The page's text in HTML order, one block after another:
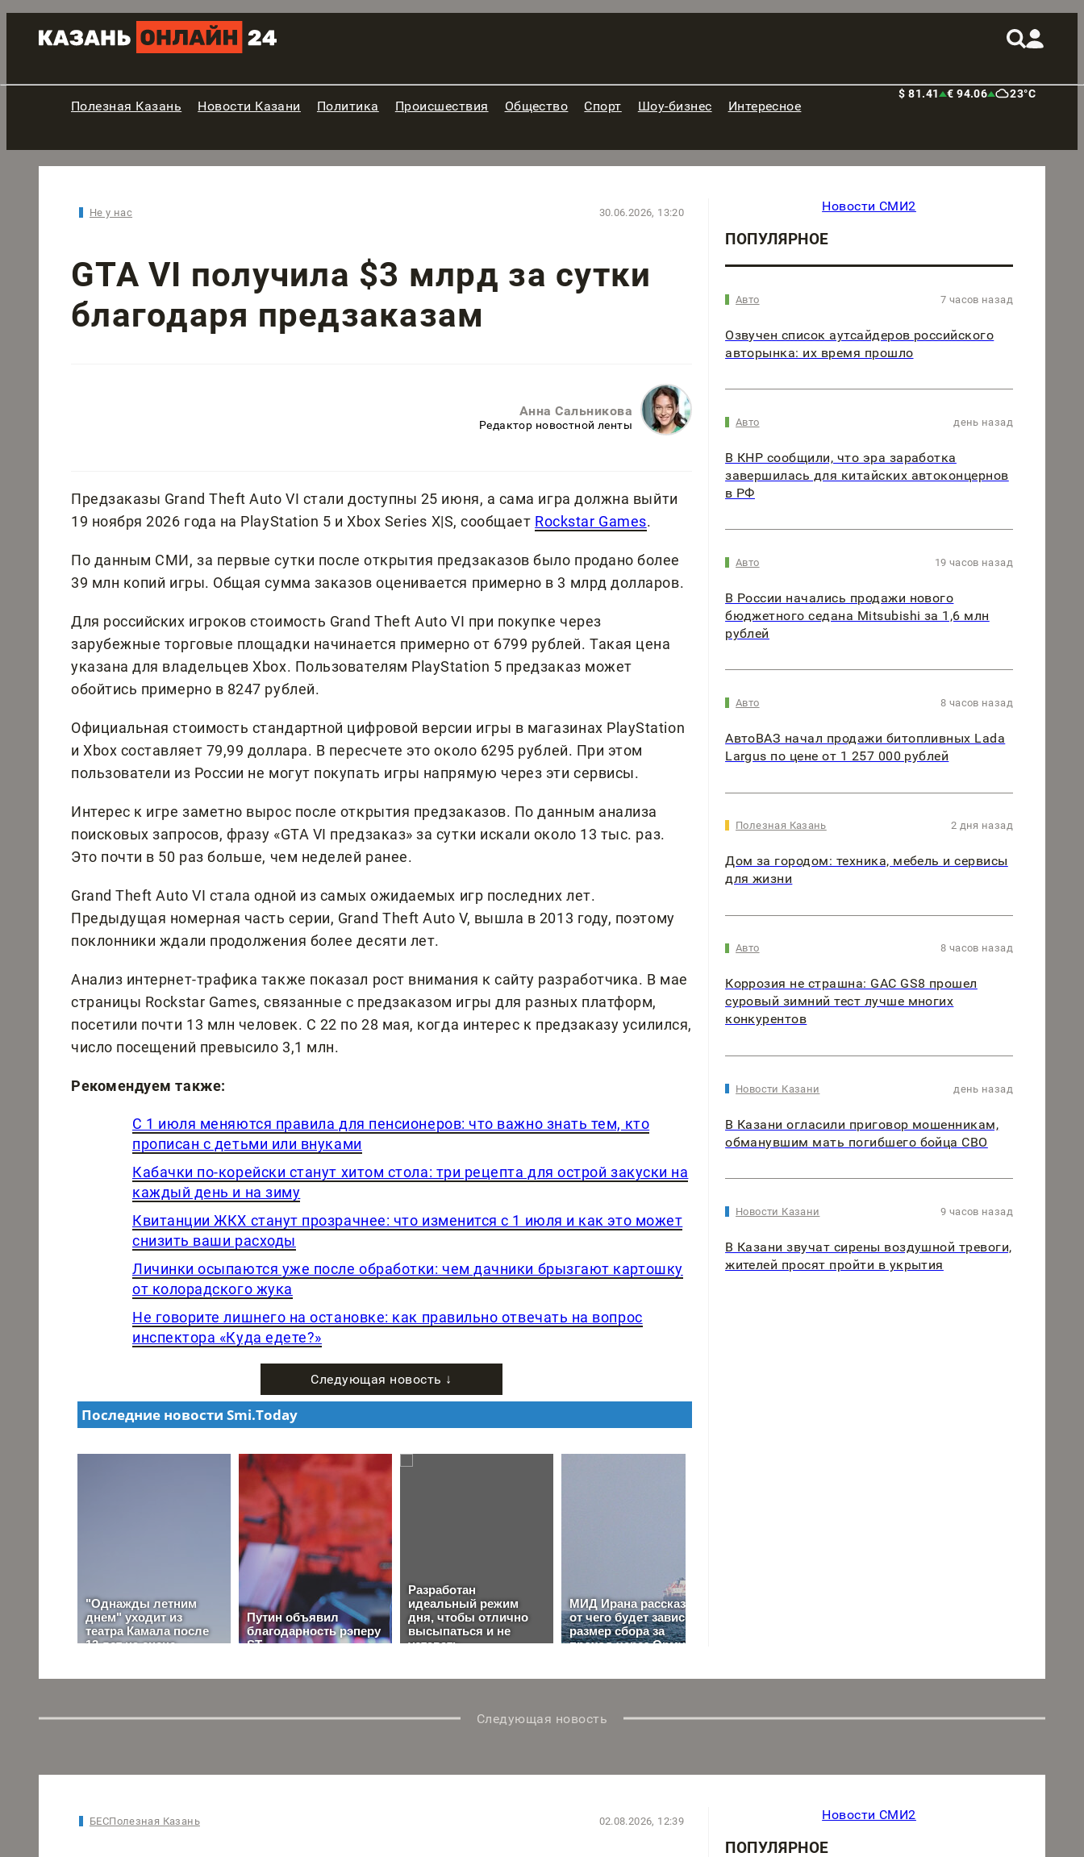
Полезная Казань Новости Казани Политика Происшествия Общество Спорт Шоу-бизнес Интересное
$ 81.41 € 94.06 23°C
Не у нас 30.06.2026, 13:20
GTA VI получила $3 млрд за сутки
благодаря предзаказам
Анна Сальникова
Редактор новостной ленты
Предзаказы Grand Theft Auto VI стали доступны 25 июня, а сама игра должна выйти
19 ноября 2026 года на PlayStation 5 и Xbox Series X|S, сообщает Rockstar Games.
По данным СМИ, за первые сутки после открытия предзаказов было продано более
39 млн копий игры. Общая сумма заказов оценивается примерно в 3 млрд долларов.
Для российских игроков стоимость Grand Theft Auto VI при покупке через
зарубежные торговые площадки начинается примерно от 6799 рублей. Такая цена
указана для владельцев Xbox. Пользователям PlayStation 5 предзаказ может
обойтись примерно в 8247 рублей.
Официальная стоимость стандартной цифровой версии игры в магазинах PlayStation
и Xbox составляет 79,99 доллара. В пересчете это около 6295 рублей. При этом
пользователи из России не могут покупать игры напрямую через эти сервисы.
Интерес к игре заметно вырос после открытия предзаказов. По данным анализа
поисковых запросов, фразу «GTA VI предзаказ» за сутки искали около 13 тыс. раз.
Это почти в 50 раз больше, чем неделей ранее.
Grand Theft Auto VI стала одной из самых ожидаемых игр последних лет.
Предыдущая номерная часть серии, Grand Theft Auto V, вышла в 2013 году, поэтому
поклонники ждали продолжения более десяти лет.
Анализ интернет-трафика также показал рост внимания к сайту разработчика. В мае
страницы Rockstar Games, связанные с предзаказом игры для разных платформ,
посетили почти 13 млн человек. С 22 по 28 мая, когда интерес к предзаказу усилился,
число посещений превысило 3,1 млн.
Рекомендуем также:
С 1 июля меняются правила для пенсионеров: что важно знать тем, кто
прописан с детьми или внуками
Кабачки по-корейски станут хитом стола: три рецепта для острой закуски на
каждый день и на зиму
Квитанции ЖКХ станут прозрачнее: что изменится с 1 июля и как это может
снизить ваши расходы
Личинки осыпаются уже после обработки: чем дачники брызгают картошку
от колорадского жука
Не говорите лишнего на остановке: как правильно отвечать на вопрос
инспектора «Куда едете?»
Следующая новость ↓
Новости СМИ2
ПОПУЛЯРНОЕ
Авто 7 часов назад
Озвучен список аутсайдеров российского
авторынка: их время прошло
Авто день назад
В КНР сообщили, что эра заработка
завершилась для китайских автоконцернов
в РФ
Авто 19 часов назад
В России начались продажи нового
бюджетного седана Mitsubishi за 1,6 млн
рублей
Авто 8 часов назад
АвтоВАЗ начал продажи битопливных Lada
Largus по цене от 1 257 000 рублей
Полезная Казань 2 дня назад
Дом за городом: техника, мебель и сервисы
для жизни
Авто 8 часов назад
Коррозия не страшна: GAC GS8 прошел
суровый зимний тест лучше многих
конкурентов
Новости Казани день назад
В Казани огласили приговор мошенникам,
обманувшим мать погибшего бойца СВО
Новости Казани 9 часов назад
В Казани звучат сирены воздушной тревоги,
жителей просят пройти в укрытия
Следующая новость
БЕСПолезная Казань 02.08.2026, 12:39 Новости СМИ2
ПОПУЛЯРНОЕ